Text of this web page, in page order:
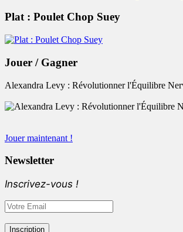
Plat : Poulet Chop Suey
Jouer / Gagner
Alexandra Levy : Révolutionner l'Équilibre
Jouer maintenant !
Newsletter
Inscrivez-vous !